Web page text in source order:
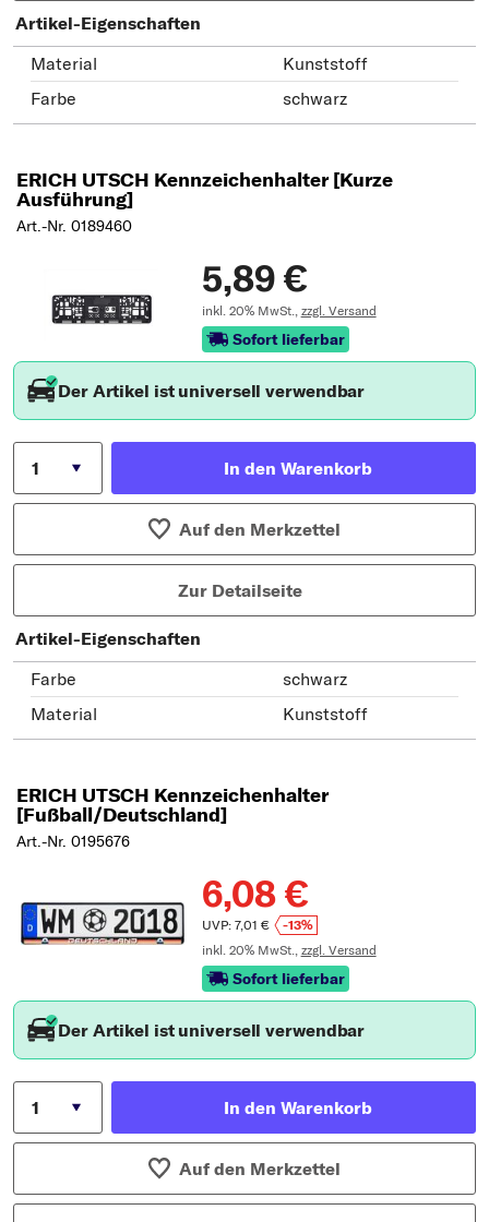
Artikel-Eigenschaften
Material
Kunststoff
Farbe
schwarz
ERICH UTSCH Kennzeichenhalter [Kurze
Ausführung]
Art.-Nr. 0189460
5,89 €
inkl. 20% MwSt., zzgl. Versand
Sofort lieferbar
Der Artikel ist universell verwendbar
In den Warenkorb
Auf den Merkzettel
Zur Detailseite
Artikel-Eigenschaften
Farbe
schwarz
Material
Kunststoff
ERICH UTSCH Kennzeichenhalter
[Fußball/Deutschland]
Art.-Nr. 0195676
6,08 €
UVP: 7,01 €
-13%
inkl. 20% MwSt., zzgl. Versand
Sofort lieferbar
Der Artikel ist universell verwendbar
In den Warenkorb
Auf den Merkzettel